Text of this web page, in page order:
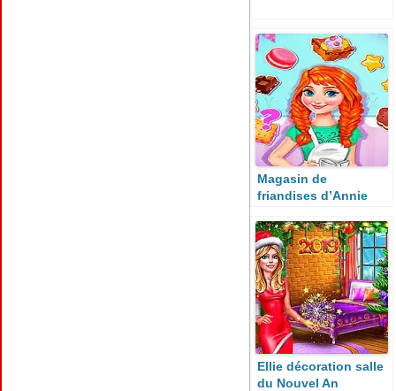
Magasin de
friandises d’Annie
Ellie décoration salle
du Nouvel An